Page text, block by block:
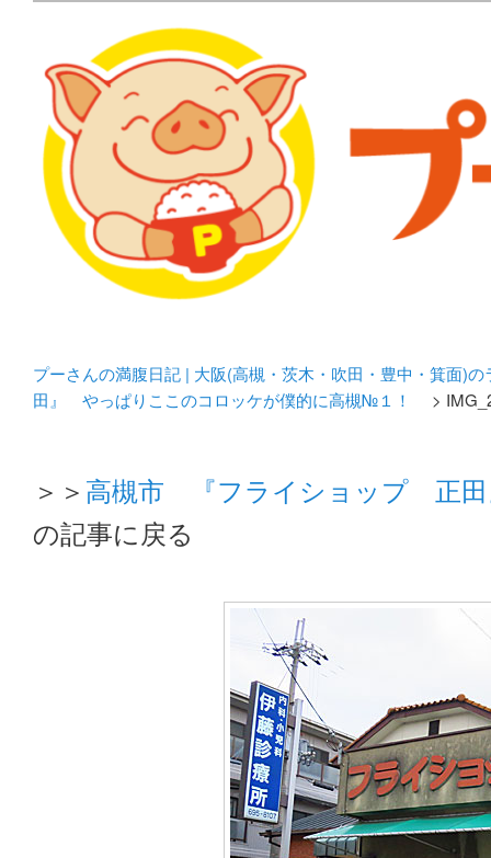
プーさんの満腹日記 |
豊中・箕面)のランチ＆
化してます。
プーさんの満腹日記 | 大阪(高槻・茨木・吹田・豊中・箕面)
田』 やっぱりここのコロッケが僕的に高槻№１！
>
＞＞ 高槻市 『フライショップ 正
の記事に戻る